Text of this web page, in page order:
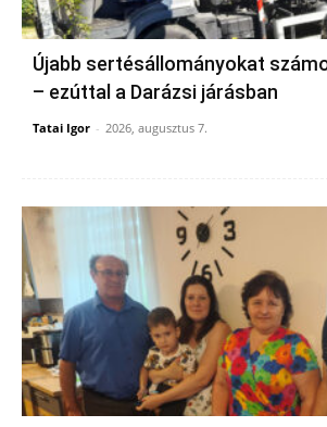
Újabb sertésállományokat
– ezúttal a Darázsi járásban
Tatai Igor - 2026, augusztus 7.